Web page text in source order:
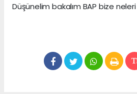
Düşünelim bakalım BAP bize neleri